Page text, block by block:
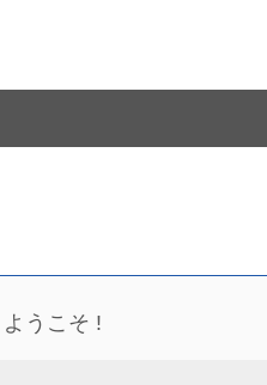
ようこそ !